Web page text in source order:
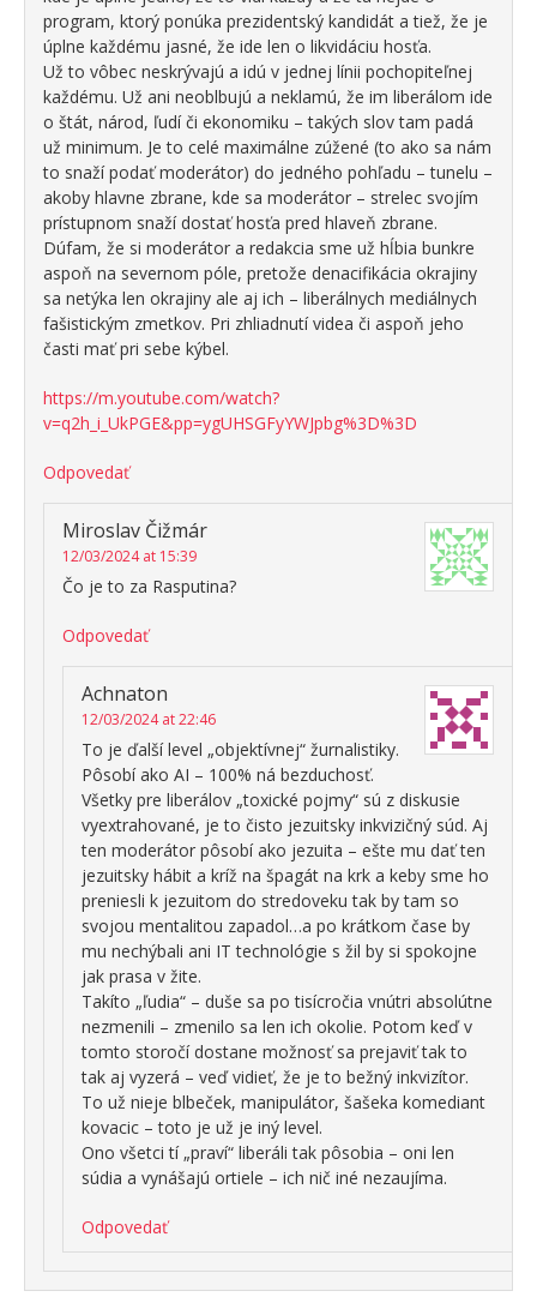
program, ktorý ponúka prezidentský kandidát a tiež, že je
úplne každému jasné, že ide len o likvidáciu hosťa.
Už to vôbec neskrývajú a idú v jednej línii pochopiteľnej
každému. Už ani neoblbujú a neklamú, že im liberálom ide
o štát, národ, ľudí či ekonomiku – takých slov tam padá
už minimum. Je to celé maximálne zúžené (to ako sa nám
to snaží podať moderátor) do jedného pohľadu – tunelu –
akoby hlavne zbrane, kde sa moderátor – strelec svojím
prístupnom snaží dostať hosťa pred hlaveň zbrane.
Dúfam, že si moderátor a redakcia sme už hĺbia bunkre
aspoň na severnom póle, pretože denacifikácia okrajiny
sa netýka len okrajiny ale aj ich – liberálnych mediálnych
fašistickým zmetkov. Pri zhliadnutí videa či aspoň jeho
časti mať pri sebe kýbel.
https://m.youtube.com/watch?
v=q2h_i_UkPGE&pp=ygUHSGFyYWJpbg%3D%3D
Odpovedať
Miroslav Čižmár
12/03/2024 at 15:39
Čo je to za Rasputina?
Odpovedať
Achnaton
12/03/2024 at 22:46
To je ďalší level „objektívnej“ žurnalistiky.
Pôsobí ako AI – 100% ná bezduchosť.
Všetky pre liberálov „toxické pojmy“ sú z diskusie
vyextrahované, je to čisto jezuitsky inkvizičný súd. Aj
ten moderátor pôsobí ako jezuita – ešte mu dať ten
jezuitsky hábit a kríž na špagát na krk a keby sme ho
preniesli k jezuitom do stredoveku tak by tam so
svojou mentalitou zapadol…a po krátkom čase by
mu nechýbali ani IT technológie s žil by si spokojne
jak prasa v žite.
Takíto „ľudia“ – duše sa po tisícročia vnútri absolútne
nezmenili – zmenilo sa len ich okolie. Potom keď v
tomto storočí dostane možnosť sa prejaviť tak to
tak aj vyzerá – veď vidieť, že je to bežný inkvizítor.
To už nieje blbeček, manipulátor, šašeka komediant
kovacic – toto je už je iný level.
Ono všetci tí „praví“ liberáli tak pôsobia – oni len
súdia a vynášajú ortiele – ich nič iné nezaujíma.
Odpovedať